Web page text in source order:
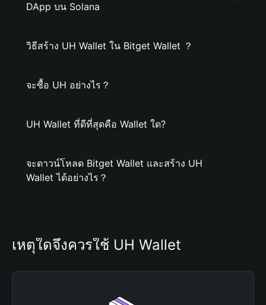
DApp บน Solana
วิธีสร้าง UH Wallet ใน Bitget Wallet ？
จะซื้อ UH อย่างไร？
UH Wallet ที่ดีที่สุดคือ Wallet ใด?
จะดาวน์โหลด Bitget Wallet และสร้าง UH
Wallet ได้อย่างไร？
เหตุใดจึงควรใช้ UH Wallet